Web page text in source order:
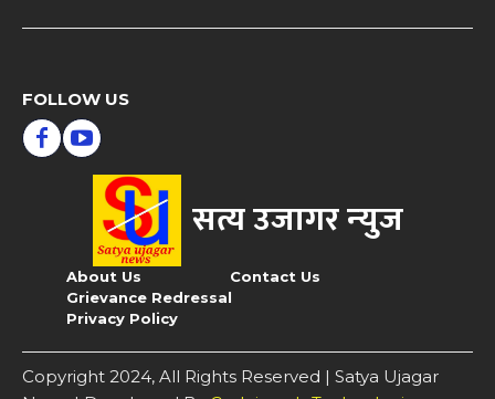
FOLLOW US
सत्य उजागर न्‍युज
About Us
Contact Us
Grievance Redressal
Privacy Policy
Copyright 2024, All Rights Reserved | Satya Ujagar